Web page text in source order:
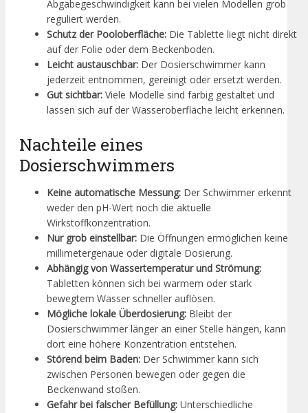
Abgabegeschwindigkeit kann bei vielen Modellen grob
reguliert werden.
Schutz der Pooloberfläche: Die Tablette liegt nicht direkt
auf der Folie oder dem Beckenboden.
Leicht austauschbar: Der Dosierschwimmer kann
jederzeit entnommen, gereinigt oder ersetzt werden.
Gut sichtbar: Viele Modelle sind farbig gestaltet und
lassen sich auf der Wasseroberfläche leicht erkennen.
Nachteile eines
Dosierschwimmers
Keine automatische Messung: Der Schwimmer erkennt
weder den pH-Wert noch die aktuelle
Wirkstoffkonzentration.
Nur grob einstellbar: Die Öffnungen ermöglichen keine
millimetergenaue oder digitale Dosierung.
Abhängig von Wassertemperatur und Strömung:
Tabletten können sich bei warmem oder stark
bewegtem Wasser schneller auflösen.
Mögliche lokale Überdosierung: Bleibt der
Dosierschwimmer länger an einer Stelle hängen, kann
dort eine höhere Konzentration entstehen.
Störend beim Baden: Der Schwimmer kann sich
zwischen Personen bewegen oder gegen die
Beckenwand stoßen.
Gefahr bei falscher Befüllung: Unterschiedliche